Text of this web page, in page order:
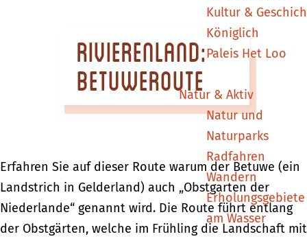
Kultur &
Königlich
Paleis Het Loo
Natur & Aktiv
Natur und
Naturparks
Radfahren
Wandern
Erholungsgebiete
am Wasser
Rivierenland:
Betuweroute
Erfahren Sie auf dieser Route warum der Betuwe (ein
Landstrich in Gelderland) auch „Obstgarten der
Niederlande“ genannt wird. Die Route führt entlang
der Obstgärten, welche im Frühling die Landschaft mit